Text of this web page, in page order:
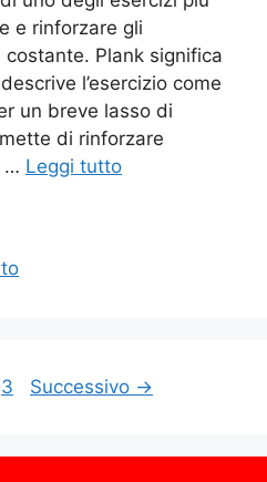
e rinforzare gli
Plank significa
l’esercizio come
un breve lasso di
di rinforzare
… Leggi tutto
3 Successivo →